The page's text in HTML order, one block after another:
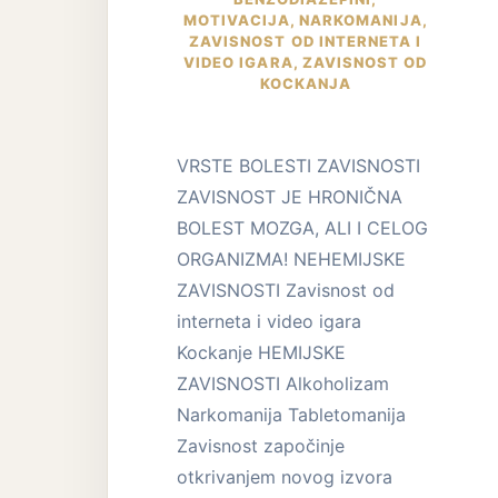
MOTIVACIJA,NARKOMANIJA,
ZAVISNOST OD INTERNETA I
VIDEO IGARA, ZAVISNOST OD
KOCKANJA
VRSTE BOLESTI ZAVISNOSTI
ZAVISNOST JE HRONIČNA
BOLEST MOZGA, ALI I CELOG
ORGANIZMA! NEHEMIJSKE
ZAVISNOSTI Zavisnost od
interneta i video igara
Kockanje HEMIJSKE
ZAVISNOSTI Alkoholizam
Narkomanija Tabletomanija
Zavisnost započinje
otkrivanjem novog izvora